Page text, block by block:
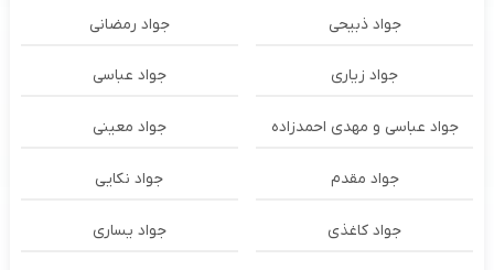
جواد ذبیحی جواد رمضانی
جواد زیاری جواد عباسی
جواد عباسی و مهدی احمدزاده جواد معینی
جواد مقدم جواد نکایی
جواد کاغذی جواد یساری